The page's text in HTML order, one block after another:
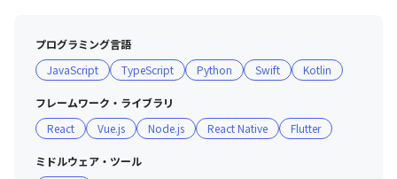
毎年約150％の売上高成長率を実現しています。
得いたしました。ひきつづき、あらゆる従業員が活躍でき
る環境を整備していきます。
■ 「受動喫煙防止」のための取組み
・札幌第1/第2：敷地内禁煙
・仙台：敷地内禁煙（屋外に喫煙場所あり）
プログラミング言語
JavaScript
TypeScript Python Swift Kotlin
フレームワーク・ライブラリ
React
Vue.js Node.js React Native Flutter
ミドルウェア・ツール